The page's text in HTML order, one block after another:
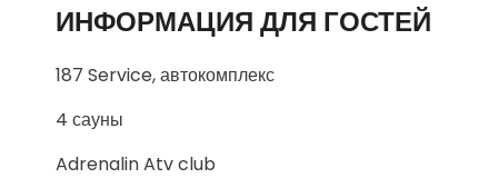
ИНФОРМАЦИЯ ДЛЯ ГОСТЕЙ
187 Service, автокомплекс
4 сауны
Adrenalin Atv club